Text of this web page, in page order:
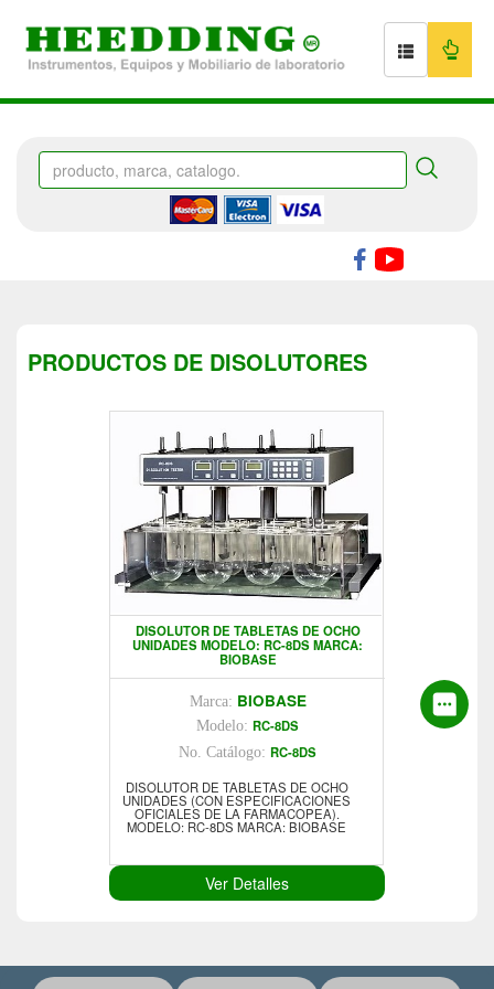
PRODUCTOS DE DISOLUTORES
DISOLUTOR DE TABLETAS DE OCHO
UNIDADES MODELO: RC-8DS MARCA:
BIOBASE
Marca: BIOBASE
Modelo: RC-8DS
No. Catálogo: RC-8DS
DISOLUTOR DE TABLETAS DE OCHO
UNIDADES (CON ESPECIFICACIONES
OFICIALES DE LA FARMACOPEA).
MODELO: RC-8DS MARCA: BIOBASE
Ver Detalles